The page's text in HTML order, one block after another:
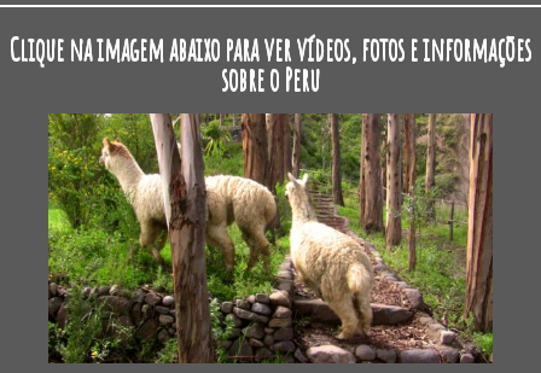
Clique na imagem abaixo para ver vídeos, fotos e informações
sobre o Peru